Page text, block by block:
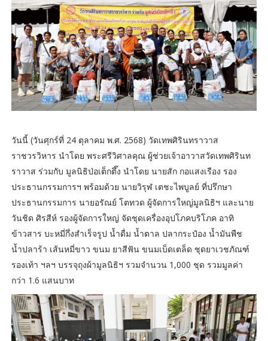
วันนี้ (วันศุกร์ที่ 24 ตุลาคม พ.ศ. 2568) วัดเทพศิรินทราวาส
ราชวรวิหาร นำโดย พระศรีวิศาลคุณ ผู้ช่วยเจ้าอาวาสวัดเทพศิรินท
ราวาส ร่วมกับ มูลนิธิป่อเต็กตึ๊ง นำโดย นายสัก กอแสงเรือง รอง
ประธานกรรมการฯ พร้อมด้วย นายวิรุฬ เตชะไพบูลย์ ที่ปรึกษา
ประธานกรรมการ นายอรัณย์ โตทวด ผู้จัดการใหญ่มูลนิธิฯ และนาย
วันชิด ศิรสีห์ รองผู้จัดการใหญ่ จัดชุดเครื่องอุปโภคบริโภค อาทิ
ข้าวสาร บะหมี่กึ่งสำเร็จรูป น้ำดื่ม น้ำตาล ปลากระป๋อง น้ำมันพืช
น้ำปลาร้า เส้นหมี่ขาว ขนม ยาสีฟัน ขนมเบ็ดเตล็ด ชุดยาเวชภัณฑ์
รองเท้า ฯลฯ บรรจุถุงผ้ามูลนิธิฯ รวมจำนวน 1,000 ชุด รวมมูลค่า
กว่า 1.6 แสนบาท